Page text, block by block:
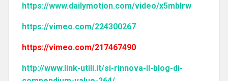
https://www.dailymotion.com/video/x5mblrw
https://vimeo.com/224300267
https://vimeo.com/217467490
http://www.link-utili.it/si-rinnova-il-blog-di-